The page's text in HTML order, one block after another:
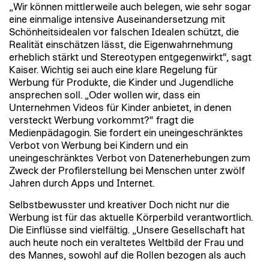
„Wir können mittlerweile auch belegen, wie sehr sogar
eine einmalige intensive Auseinandersetzung mit
Schönheitsidealen vor falschen Idealen schützt, die
Realität einschätzen lässt, die Eigenwahrnehmung
erheblich stärkt und Stereotypen entgegenwirkt“, sagt
Kaiser. Wichtig sei auch eine klare Regelung für
Werbung für Produkte, die Kinder und Jugendliche
ansprechen soll. „Oder wollen wir, dass ein
Unternehmen Videos für Kinder anbietet, in denen
versteckt Werbung vorkommt?“ fragt die
Medienpädagogin. Sie fordert ein uneingeschränktes
Verbot von Werbung bei Kindern und ein
uneingeschränktes Verbot von Datenerhebungen zum
Zweck der Profilerstellung bei Menschen unter zwölf
Jahren durch Apps und Internet.
Selbstbewusster und kreativer Doch nicht nur die
Werbung ist für das aktuelle Körperbild verantwortlich.
Die Einflüsse sind vielfältig. „Unsere Gesellschaft hat
auch heute noch ein veraltetes Weltbild der Frau und
des Mannes, sowohl auf die Rollen bezogen als auch